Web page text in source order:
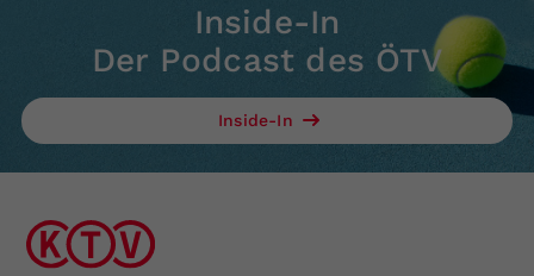
Inside-In
Der Podcast des ÖTV
Inside-In